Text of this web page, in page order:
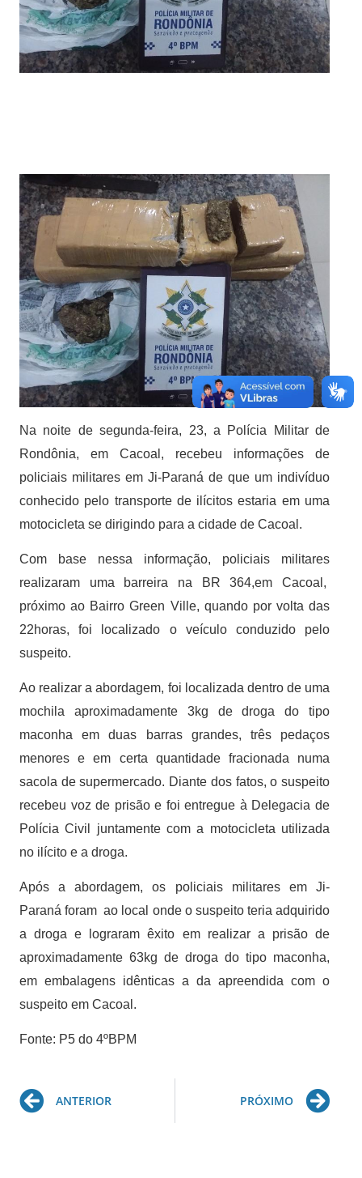
Na noite de segunda-feira, 23, a Polícia Militar de
Rondônia, em Cacoal, recebeu informações de
policiais militares em Ji-Paraná de que um indivíduo
conhecido pelo transporte de ilícitos estaria em uma
motocicleta se dirigindo para a cidade de Cacoal.
Com base nessa informação, policiais militares
realizaram uma barreira na BR 364,em Cacoal,
próximo ao Bairro Green Ville, quando por volta das
22horas, foi localizado o veículo conduzido pelo
suspeito.
Ao realizar a abordagem, foi localizada dentro de uma
mochila aproximadamente 3kg de droga do tipo
maconha em duas barras grandes, três pedaços
menores e em certa quantidade fracionada numa
sacola de supermercado. Diante dos fatos, o suspeito
recebeu voz de prisão e foi entregue à Delegacia de
Polícia Civil juntamente com a motocicleta utilizada
no ilícito e a droga.
Após a abordagem, os policiais militares em Ji-
Paraná foram ao local onde o suspeito teria adquirido
a droga e lograram êxito em realizar a prisão de
aproximadamente 63kg de droga do tipo maconha,
em embalagens idênticas a da apreendida com o
suspeito em Cacoal.
Fonte: P5 do 4ºBPM
Prev
ANTERIOR PRÓXIMO